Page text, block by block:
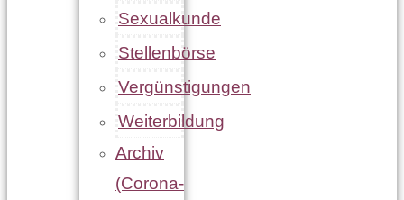
Sexualkunde
Stellenbörse
Vergünstigungen
Weiterbildung
Archiv
(Corona-